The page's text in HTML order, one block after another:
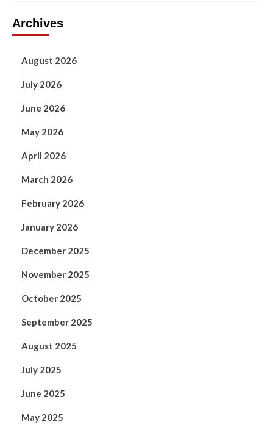
Archives
August 2026
July 2026
June 2026
May 2026
April 2026
March 2026
February 2026
January 2026
December 2025
November 2025
October 2025
September 2025
August 2025
July 2025
June 2025
May 2025